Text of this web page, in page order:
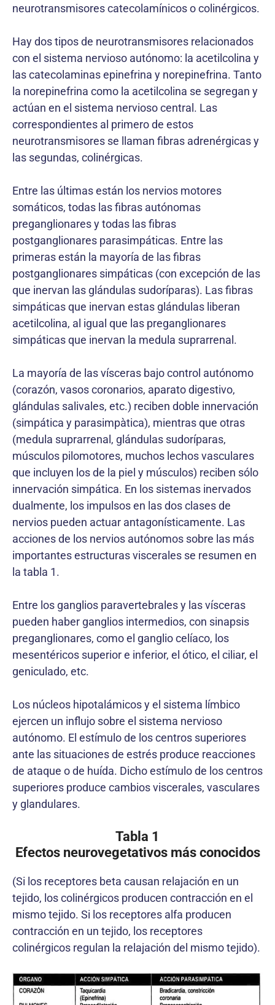
neurotransmisores catecolamínicos o colinérgicos.
Hay dos tipos de neurotransmisores relacionados
con el sistema nervioso autónomo: la acetilcolina y
las catecolaminas epinefrina y norepinefrina. Tanto
la norepinefrina como la acetilcolina se segregan y
actúan en el sistema nervioso central. Las
correspondientes al primero de estos
neurotransmisores se llaman fibras adrenérgicas y
las segundas, colinérgicas.
Entre las últimas están los nervios motores
somáticos, todas las fibras autónomas
preganglionares y todas las fibras
postganglionares parasimpáticas. Entre las
primeras están la mayoría de las fibras
postganglionares simpáticas (con excepción de las
que inervan las glándulas sudoríparas). Las fibras
simpáticas que inervan estas glándulas liberan
acetilcolina, al igual que las preganglionares
simpáticas que inervan la medula suprarrenal.
La mayoría de las vísceras bajo control autónomo
(corazón, vasos coronarios, aparato digestivo,
glándulas salivales, etc.) reciben doble innervación
(simpática y parasimpàtica), mientras que otras
(medula suprarrenal, glándulas sudoríparas,
músculos pilomotores, muchos lechos vasculares
que incluyen los de la piel y músculos) reciben sólo
innervación simpática. En los sistemas inervados
dualmente, los impulsos en las dos clases de
nervios pueden actuar antagonísticamente. Las
acciones de los nervios autónomos sobre las más
importantes estructuras viscerales se resumen en
la tabla 1.
Entre los ganglios paravertebrales y las vísceras
pueden haber ganglios intermedios, con sinapsis
preganglionares, como el ganglio celíaco, los
mesentéricos superior e inferior, el ótico, el ciliar, el
geniculado, etc.
Los núcleos hipotalámicos y el sistema límbico
ejercen un influjo sobre el sistema nervioso
autónomo. El estímulo de los centros superiores
ante las situaciones de estrés produce reacciones
de ataque o de huída. Dicho estímulo de los centros
superiores produce cambios viscerales, vasculares
y glandulares.
Tabla 1
Efectos neurovegetativos más conocidos
(Si los receptores beta causan relajación en un
tejido, los colinérgicos producen contracción en el
mismo tejido. Si los receptores alfa producen
contracción en un tejido, los receptores
colinérgicos regulan la relajación del mismo tejido).